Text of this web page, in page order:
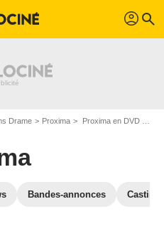
profil search
Drame Proxima Proxima en DVD Blu Ray
Bandes-annonces Casting